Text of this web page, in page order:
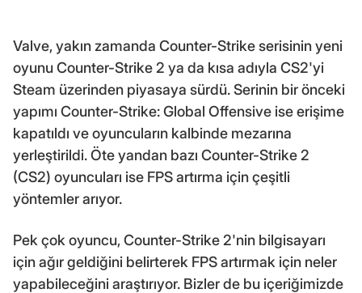
Valve, yakın zamanda Counter-Strike serisinin yeni
oyunu Counter-Strike 2 ya da kısa adıyla CS2'yi
Steam üzerinden piyasaya sürdü. Serinin bir önceki
yapımı Counter-Strike: Global Offensive ise erişime
kapatıldı ve oyuncuların kalbinde mezarına
yerleştirildi. Öte yandan bazı Counter-Strike 2
(CS2) oyuncuları ise FPS artırma için çeşitli
yöntemler arıyor.
Pek çok oyuncu, Counter-Strike 2'nin bilgisayarı
için ağır geldiğini belirterek FPS artırmak için neler
yapabileceğini araştırıyor. Bizler de bu içeriğimizde